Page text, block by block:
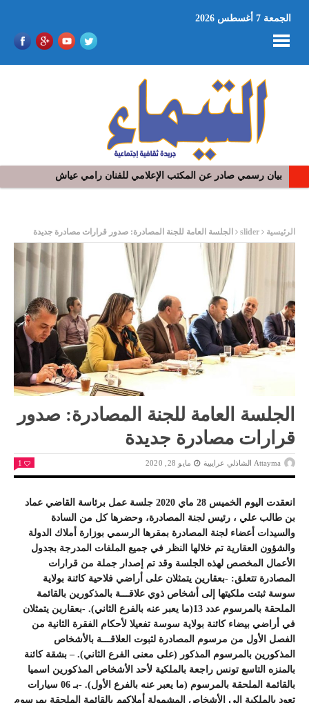
الجمعة 7 أغسطس 2026
بيان رسمي صادر عن المكتب الإعلامي للفنان رامي عياش
الرئيسية slider الجلسة العامة للجنة المصادرة: صدور قرارات مصادرة جديدة
الجلسة العامة للجنة المصادرة: صدور
قرارات مصادرة جديدة
Attayma الشاذلي عرايبية مايو 28, 2020 1
انعقدت اليوم الخميس 28 ماي 2020 جلسة عمل برئاسة القاضي عماد
بن طالب علي ، رئيس لجنة المصادرة، وحضرها كل من السادة
والسيدات أعضاء لجنة المصادرة بمقرها الرسمي بوزارة أملاك الدولة
والشؤون العقارية تم خلالها النظر في جميع الملفات المدرجة بجدول
الأعمال المخصص لهذه الجلسة وقد تم إصدار جملة من قرارات
المصادرة تتعلق: -بعقارين يتمثلان على أراضي فلاحية كائنة بولاية
سوسة ثبتت ملكيتها إلى أشخاص ذوي علاقـــة بالمذكورين بالقائمة
الملحقة بالمرسوم عدد 13(ما يعبر عنه بالفرع الثاني). -بعقارين يتمثلان
في أراضي بيضاء كائنة بولاية سوسة تفعيلا لأحكام الفقرة الثانية من
الفصل الأول من مرسوم المصادرة لثبوت العلاقـــة بالأشخاص
المذكورين بالمرسوم المذكور (على معنى الفرع الثاني). – بشقة كائنة
بالمنزه التاسع تونس راجعة بالملكية لأحد الأشخاص المذكورين اسميا
بالقائمة الملحقة بالمرسوم (ما يعبر عنه بالفرع الأول). -بـ 06 سيارات
تعود بالملكية إلى الأشخاص المشمولة أملاكهم بالقائمة الملحقة بمرسوم